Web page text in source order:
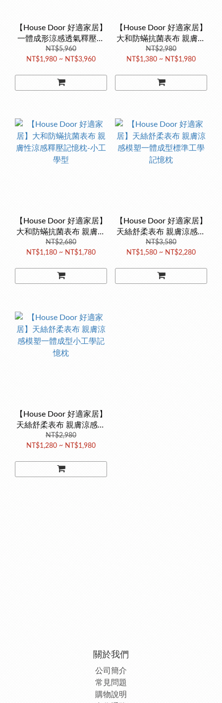
【House Door 好適家居】
一體成形涼感透氣釋壓熟
睡枕-工學型記憶枕
NT$5,960
NT$1,980 ~ NT$3,960
【House Door 好適家居】
大和防蟎抗菌表布 親膚性
涼感釋壓記憶枕-標準工學
型
NT$2,980
NT$1,380 ~ NT$1,980
【House Door 好適家居】
大和防蟎抗菌表布 親膚性
涼感釋壓記憶枕-小工學型
NT$2,680
NT$1,180 ~ NT$1,780
【House Door 好適家居】
天絲舒柔表布 親膚涼感模
塑一體成型標準工學記憶
枕
NT$3,580
NT$1,580 ~ NT$2,280
【House Door 好適家居】
天絲舒柔表布 親膚涼感模
塑一體成型小工學記憶枕
NT$2,980
NT$1,280 ~ NT$1,980
關於我們
公司簡介
常見問題
購物說明